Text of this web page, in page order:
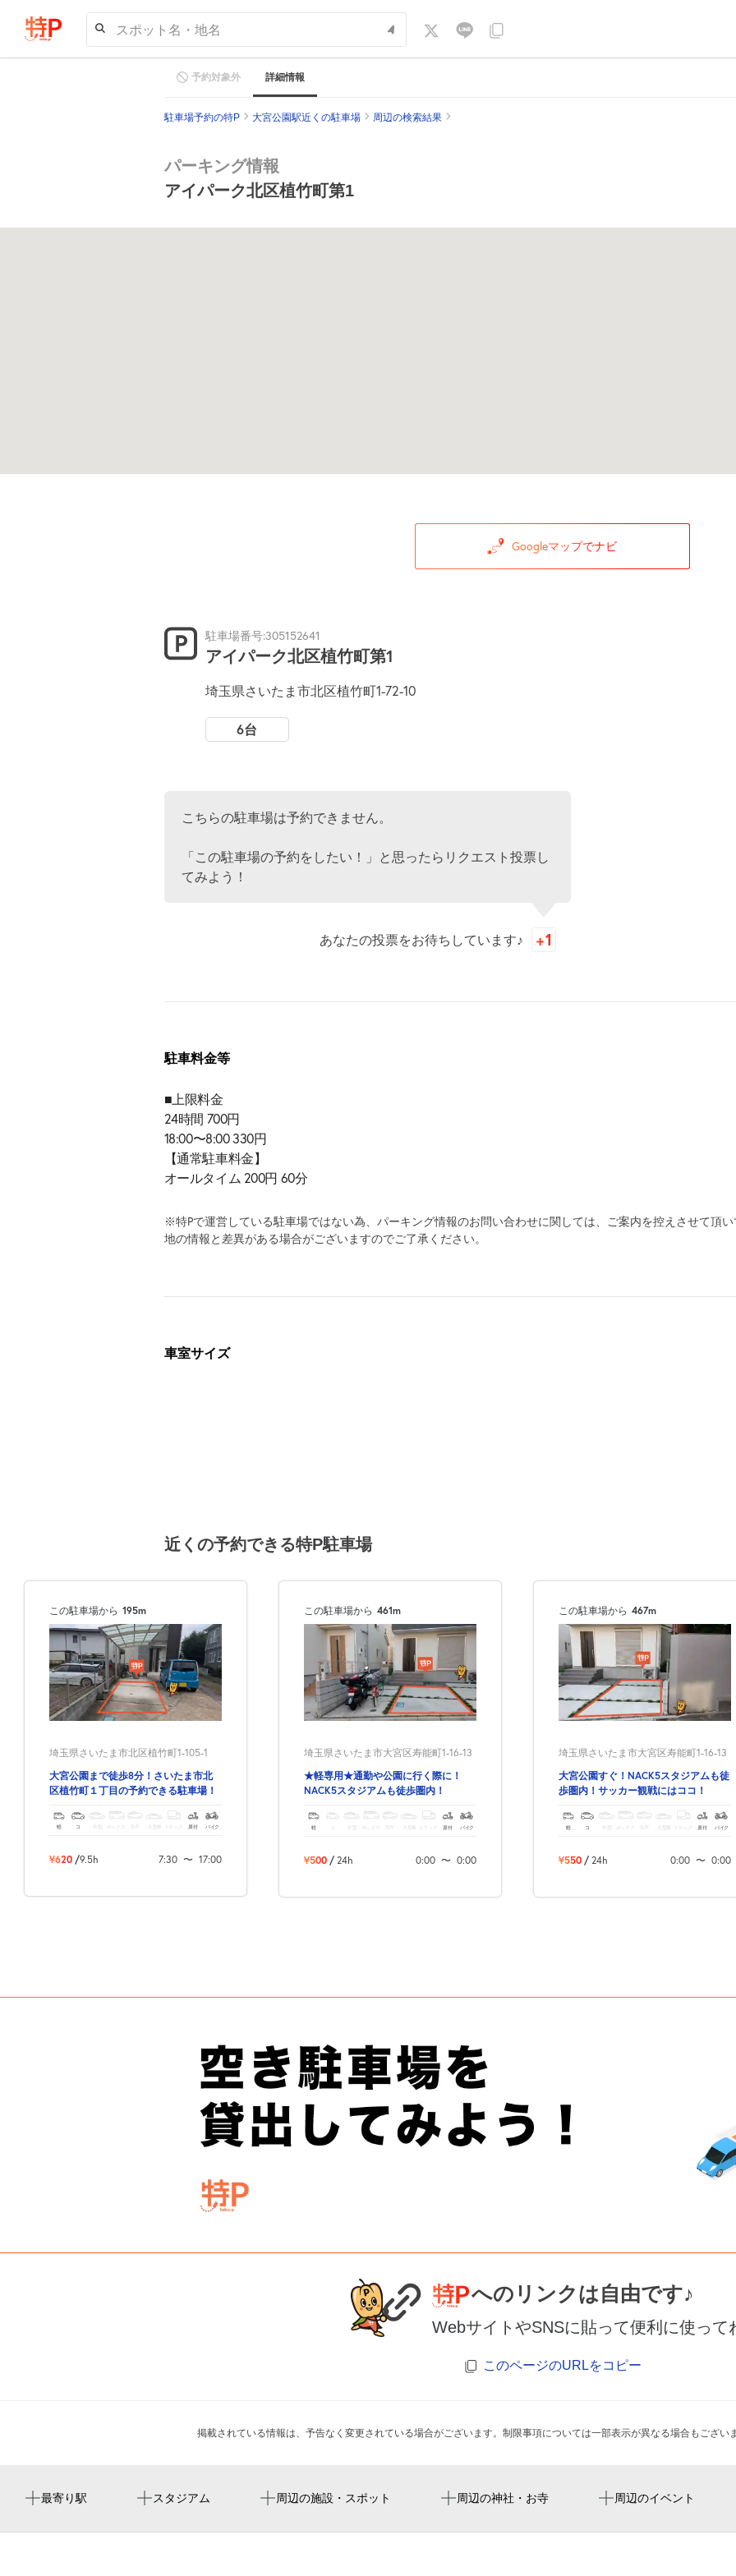
スポット名・地名
予約対象外 詳細情報
駐車場予約の特P 大宮公園駅近くの駐車場 周辺の検索結果
パーキング情報
アイパーク北区植竹町第1
Googleマップでナビ
駐車場番号:305152641
アイパーク北区植竹町第1
埼玉県さいたま市北区植竹町1-72-10
6台
こちらの駐車場は予約できません。
「この駐車場の予約をしたい！」と思ったらリクエスト投票し
てみよう！
あなたの投票をお待ちしています♪
駐車料金等
■上限料金
24時間 700円
18:00〜8:00 330円
【通常駐車料金】
オールタイム 200円 60分
※特Pで運営している駐車場ではない為、パーキング情報のお問い合わせに関しては、ご案内を控えさせて頂
地の情報と差異がある場合がございますのでご了承ください。
車室サイズ
近くの予約できる特P駐車場
この駐車場から 195m
埼玉県さいたま市北区植竹町1-105-1
大宮公園まで徒歩8分！さいたま市北
区植竹町１丁目の予約できる駐車場！
軽 コ ボックス SUV トラック 原付 バイク
¥620 /9.5h 7:30 〜 17:00
この駐車場から 461m
埼玉県さいたま市大宮区寿能町1-16-13
★軽専用★通勤や公園に行く際に！
NACK5スタジアムも徒歩圏内！
軽 中型 ボックス SUV 大型車 トラック 原付 バイク
¥500 / 24h 0:00 〜 0:00
この駐車場から 467m
埼玉県さいたま市大宮区寿能町1-16-13
大宮公園すぐ！NACK5スタジアムも徒
歩圏内！サッカー観戦にはココ！
軽 コ 中型 ボックス SUV 大型車 トラック 原付 バイク
¥550 / 24h 0:00 〜 0:00
へのリンクは自由です♪
WebサイトやSNSに貼って便利に使って
このページのURLをコピー
掲載されている情報は、予告なく変更されている場合がございます。制限事項については一部表示が異なる場合もござい
最寄り駅 スタジアム 周辺の施設・スポット 周辺の神社・お寺 周辺のイベント
大宮公園駅
北大宮駅
大宮公園野球場
nack5 stadium omiya
東植竹公園
さいたま地方法務局大宮支
周辺に神社・お寺が見つかりませんでした。
夏休み子ども組紐教室（キーホルダー作成）
企画展「土をこねこね1